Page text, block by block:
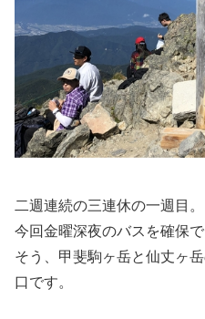
二週連続の三連休の一週目。
今回金曜深夜のバスを確保
そう、甲斐駒ヶ岳と仙丈ヶ
口です。